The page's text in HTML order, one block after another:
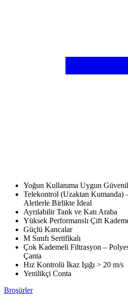
Yoğun Kullanıma Uygun
Telekontrol (Uzaktan Kumanda)
Aletlerle Birlikte İdeal
Ayrılabilir Tank ve Katı Araba
Yüksek Performanslı Çift
Güçlü Kancalar
M Sınıfı Sertifikalı
Çok Kademeli Filtrasyon –
Çanta
Hız Kontrolü İkaz Işığı > 20 m/s
Yenilikçi Conta
Broşürler